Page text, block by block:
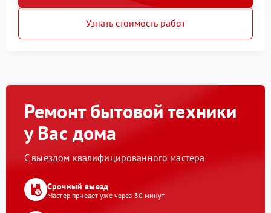
Узнать стоимость работ
Ремонт бытовой техники
у Вас дома
С выездом квалифицированного мастера
Срочный выезд
Мастер приедет уже через 30 минут